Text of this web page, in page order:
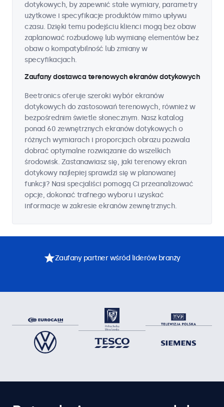
dotykowych, by zapewnić stałe wymiary, parametry
użytkowe i specyfikacje produktów mimo upływu
czasu. Dzięki temu podejściu klienci mogą bez obaw
zaplanować rozbudowę lub wymianę elementów bez
obaw o kompatybilność lub zmiany w
specyfikacjach.
Zaufany dostawca terenowych ekranów dotykowych
Beetronics oferuje szeroki wybór ekranów
dotykowych do zastosowań terenowych, również w
bezpośrednim świetle słonecznym. Nasz katalog
ponad 60 zewnętrznych ekranów dotykowych o
różnych wymiarach i proporcjach obrazu pozwala
dobrać optymalne rozwiązanie do wszelkich
środowisk. Zastanawiasz się, jaki terenowy ekran
dotykowy najlepiej sprawdzi się w planowanej
funkcji? Nasi specjaliści pomogą Ci przeanalizować
opcje, dokonać trafnego wyboru i uzyskać
informacje w zakresie ekranów zewnętrznych.
Zaufany partner wśród liderów branży